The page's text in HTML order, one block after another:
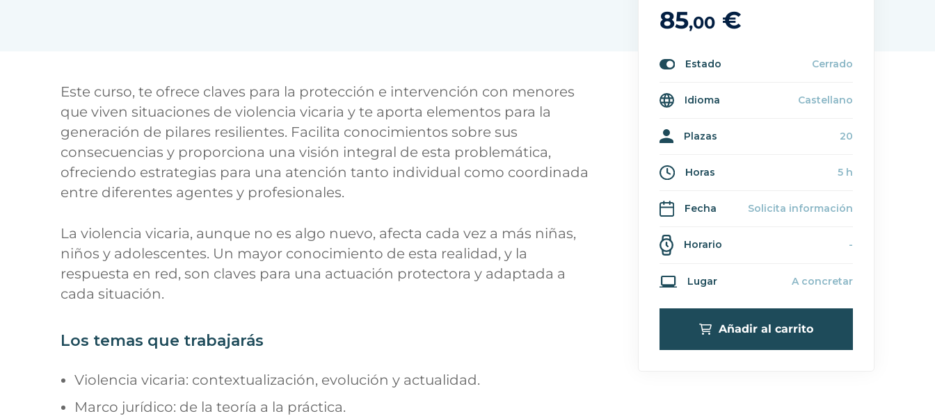
Este curso, te ofrece claves para la protección e intervención con menores
que viven situaciones de violencia vicaria y te aporta elementos para la
generación de pilares resilientes. Facilita conocimientos sobre sus
consecuencias y proporciona una visión integral de esta problemática,
ofreciendo estrategias para una atención tanto individual como coordinada
entre diferentes agentes y profesionales.
La violencia vicaria, aunque no es algo nuevo, afecta cada vez a más niñas,
niños y adolescentes. Un mayor conocimiento de esta realidad, y la
respuesta en red, son claves para una actuación protectora y adaptada a
cada situación.
Los temas que trabajarás
Violencia vicaria: contextualización, evolución y actualidad.
Marco jurídico: de la teoría a la práctica.
85,00 €
Estado Cerrado
Idioma Castellano
Plazas 20
Horas 5 h
Fecha Solicita información
Horario -
Lugar A concretar
Añadir al carrito